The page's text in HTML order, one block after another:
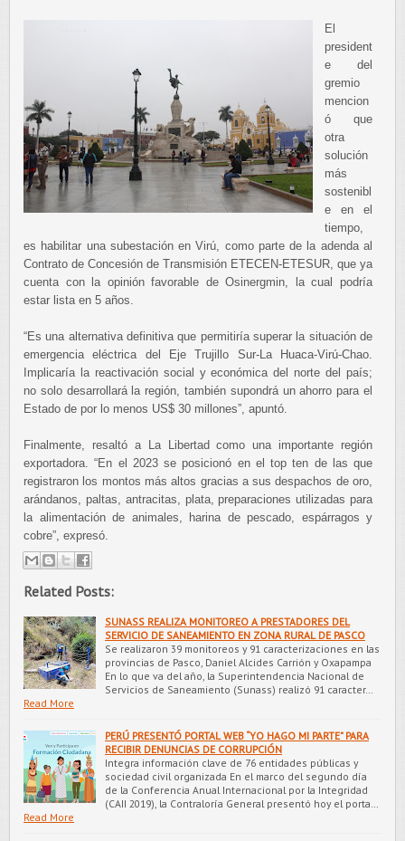
El
president
e del
gremio
mencion
ó que
otra
solución
más
sostenibl
e en el
tiempo,
es habilitar una subestación en Virú, como parte de la adenda al
Contrato de Concesión de Transmisión ETECEN-ETESUR, que ya
cuenta con la opinión favorable de Osinergmin, la cual podría
estar lista en 5 años.
“Es una alternativa definitiva que permitiría superar la situación de
emergencia eléctrica del Eje Trujillo Sur-La Huaca-Virú-Chao.
Implicaría la reactivación social y económica del norte del país;
no solo desarrollará la región, también supondrá un ahorro para el
Estado de por lo menos US$ 30 millones”, apuntó.
Finalmente, resaltó a La Libertad como una importante región
exportadora. “En el 2023 se posicionó en el top ten de las que
registraron los montos más altos gracias a sus despachos de oro,
arándanos, paltas, antracitas, plata, preparaciones utilizadas para
la alimentación de animales, harina de pescado, espárragos y
cobre”, expresó.
Related Posts:
SUNASS REALIZA MONITOREO A PRESTADORES DEL
SERVICIO DE SANEAMIENTO EN ZONA RURAL DE PASCO
Se realizaron 39 monitoreos y 91 caracterizaciones en las
provincias de Pasco, Daniel Alcides Carrión y Oxapampa
En lo que va del año, la Superintendencia Nacional de
Servicios de Saneamiento (Sunass) realizó 91 caracter…
Read More
PERÚ PRESENTÓ PORTAL WEB “YO HAGO MI PARTE” PARA
RECIBIR DENUNCIAS DE CORRUPCIÓN
Integra información clave de 76 entidades públicas y
sociedad civil organizada En el marco del segundo día
de la Conferencia Anual Internacional por la Integridad
(CAII 2019), la Contraloría General presentó hoy el porta…
Read More